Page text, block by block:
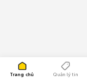
Trang chủ Quản lý tin